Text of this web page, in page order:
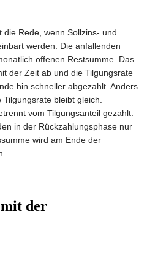
die Rede, wenn Sollzins- und
werden. Die anfallenden
offenen Restsumme. Das
der Zeit ab und die Tilgungsrate
hin schneller abgezahlt. Anders
bleibt gleich.
vom Tilgungsanteil gezahlt.
in der Rückzahlungsphase nur
wird am Ende der
der